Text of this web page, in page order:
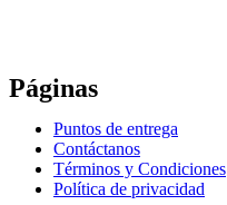
Páginas
Puntos de entrega
Contáctanos
Términos y Condiciones
Política de privacidad